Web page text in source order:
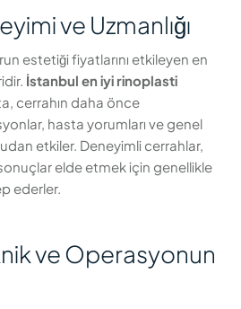
ve Uzmanlığı
estetiği fiyatlarını etkileyen en
İstanbul en iyi rinoplasti
cerrahın daha önce
hasta yorumları ve genel
etkiler. Deneyimli cerrahlar,
elde etmek için genellikle
ederler.
ve Operasyonun